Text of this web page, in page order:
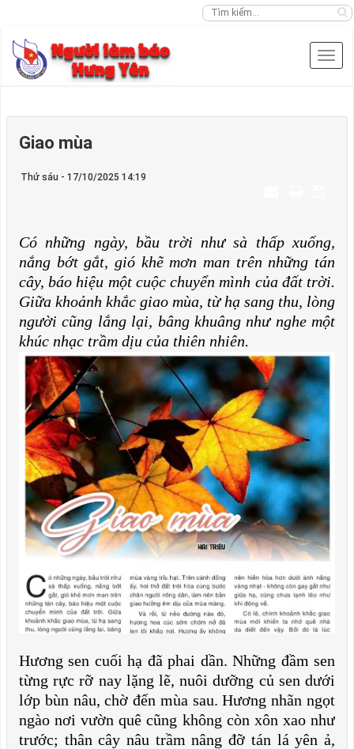
Giao mùa
Thứ sáu - 17/10/2025 14:19
Có những ngày, bầu trời như sà thấp xuống,
nắng bớt gắt, gió khẽ mơn man trên những tán
cây, báo hiệu một cuộc chuyển mình của đất trời.
Giữa khoảnh khắc giao mùa, từ hạ sang thu, lòng
người cũng lắng lại, bâng khuâng như nghe một
khúc nhạc trầm dịu của thiên nhiên.
Hương sen cuối hạ đã phai dần. Những đầm sen
từng rực rỡ nay lặng lẽ, nuôi dưỡng củ sen dưới
lớp bùn nâu, chờ đến mùa sau. Hương nhãn ngọt
ngào nơi vườn quê cũng không còn xôn xao như
trước; thân cây nâu trầm nâng đỡ tán lá yên ả,